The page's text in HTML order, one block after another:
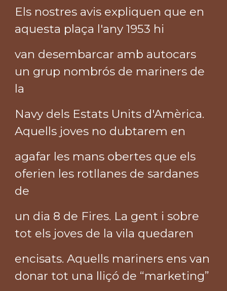
Els nostres avis expliquen que en
aquesta plaça l'any 1953 hi
van desembarcar amb autocars
un grup nombrós de mariners de
la
Navy dels Estats Units d'Amèrica.
Aquells joves no dubtarem en
agafar les mans obertes que els
oferien les rotllanes de sardanes
de
un dia 8 de Fires. La gent i sobre
tot els joves de la vila quedaren
encisats. Aquells mariners ens van
donar tot una lliçó de “marketing”